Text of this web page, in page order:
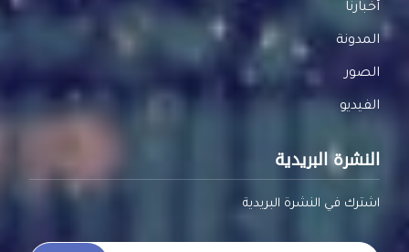
أخبارنا
المدونة
الصور
الفيديو
النشرة البريدية
اشترك في النشرة البريدية